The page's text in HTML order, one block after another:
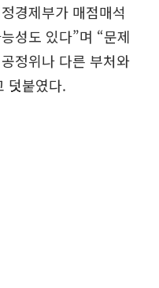
경제부가 매점매석
성도 있다”며 “문제
정위나 다른 부처와
덧붙였다.